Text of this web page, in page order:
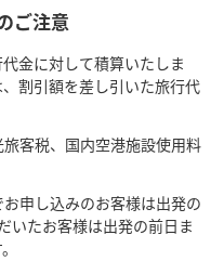
ご注意
金に対して積算いたしま
割引額を差し引いた旅行代
客税、国内空港施設使用料
申し込みのお客様は出発の
いたお客様は出発の前日ま